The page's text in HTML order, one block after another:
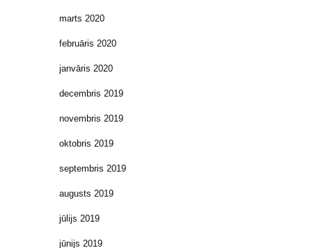
marts 2020
februāris 2020
janvāris 2020
decembris 2019
novembris 2019
oktobris 2019
septembris 2019
augusts 2019
jūlijs 2019
jūnijs 2019